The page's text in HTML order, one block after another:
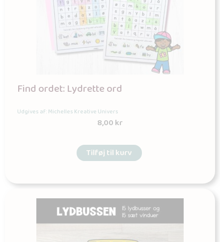
Find ordet: Lydrette ord
Udgives af: Michelles Kreative Univers
8,00kr
Tilføj til kurv